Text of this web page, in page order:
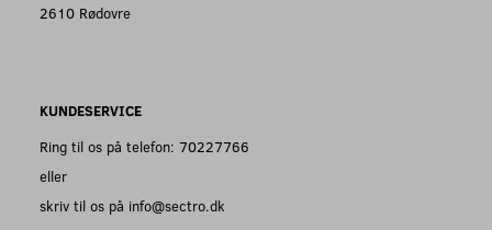
2610 Rødovre
KUNDESERVICE
Ring til os på telefon: 70227766
eller
skriv til os på info@sectro.dk